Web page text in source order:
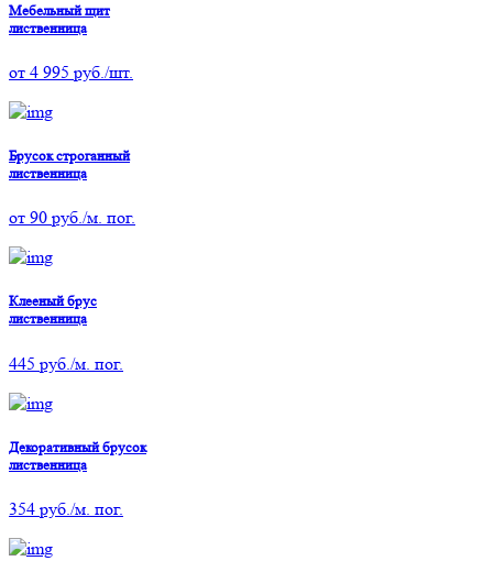
Мебельный щит
лиственница
от 4 995 руб./шт.
Брусок строганный
лиственница
от 90 руб./м. пог.
Клееный брус
лиственница
445 руб./м. пог.
Декоративный брусок
лиственница
354 руб./м. пог.